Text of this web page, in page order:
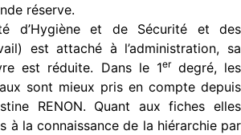
réserve.
d’Hygiène et de Sécurité et des
est attaché à l’administration, sa
est réduite. Dans le 1erdegré, les
sont mieux pris en compte depuis
RENON. Quant aux fiches elles
à la connaissance de la hiérarchie par